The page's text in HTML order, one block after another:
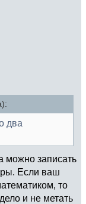
два
можно записать
Если ваш
то
и не метать